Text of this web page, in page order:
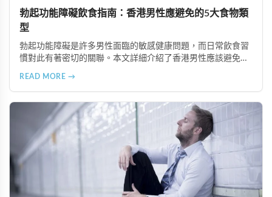
勃起功能障礙飲食指南：香港男性應避免的5大食物類
型
勃起功能障礙是許多男性面臨的敏感健康問題，而日常飲食習
慣對此有著密切的關聯。本文詳細介紹了香港男性應該避免或
READ MORE →